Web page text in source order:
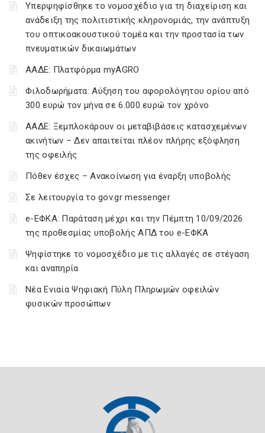
Υπερψηφίσθηκε το νομοσχέδιο για τη διαχείριση και
ανάδειξη της πολιτιστικής κληρονομιάς, την ανάπτυξη
του οπτικοακουστικού τομέα και την προστασία των
πνευματικών δικαιωμάτων
ΑΑΔΕ: Πλατφόρμα myAGRO
Φιλοδωρήματα: Αύξηση του αφορολόγητου ορίου από
300 ευρώ τον μήνα σε 6.000 ευρώ τον χρόνο
ΑΑΔΕ: Ξεμπλοκάρουν οι μεταβιβάσεις κατασχεμένων
ακινήτων – Δεν απαιτείται πλέον πλήρης εξόφληση
της οφειλής
Πόθεν έσχες – Ανακοίνωση για έναρξη υποβολής
Σε λειτουργία το gov.gr messenger
e-ΕΦΚΑ: Παράταση μέχρι και την Πέμπτη 10/09/2026
της προθεσμίας υποβολής ΑΠΔ του e-ΕΦΚΑ
Ψηφίστηκε το νομοσχέδιο με τις αλλαγές σε στέγαση
και αναπηρία
Νέα Ενιαία Ψηφιακή Πύλη Πληρωμών οφειλών
φυσικών προσώπων